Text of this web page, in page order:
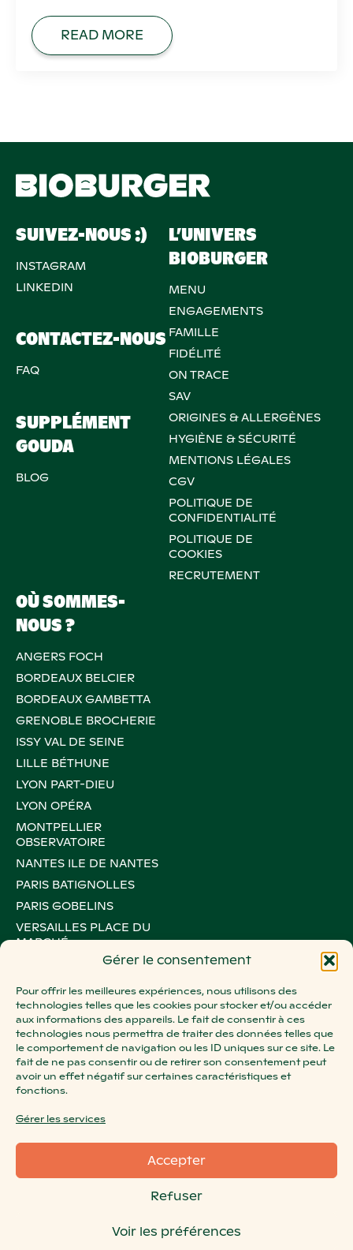
Gérer le consentement
Pour offrir les meilleures expériences, nous utilisons des
technologies telles que les cookies pour stocker et/ou accéder
aux informations des appareils. Le fait de consentir à ces
technologies nous permettra de traiter des données telles que
le comportement de navigation ou les ID uniques sur ce site. Le
fait de ne pas consentir ou de retirer son consentement peut
avoir un effet négatif sur certaines caractéristiques et
fonctions.
Gérer les services
Accepter
Refuser
Voir les préférences
READ MORE
SUIVEZ-NOUS :)
INSTAGRAM
LINKEDIN
CONTACTEZ-NOUS
FAQ
L’UNIVERS
BIOBURGER
MENU
ENGAGEMENTS
FAMILLE
FIDÉLITÉ
ON TRACE
SAV
SUPPLÉMENT
GOUDA
BLOG
OÙ SOMMES-
NOUS ?
ANGERS FOCH
BORDEAUX BELCIER
BORDEAUX GAMBETTA
GRENOBLE BROCHERIE
ISSY VAL DE SEINE
LILLE BÉTHUNE
LYON PART-DIEU
LYON OPÉRA
MONTPELLIER
OBSERVATOIRE
NANTES ILE DE NANTES
PARIS BATIGNOLLES
PARIS GOBELINS
VERSAILLES PLACE DU
MARCHÉ
PARIS LE MARAIS
PARIS MONTORGUEIL
PARIS OXYGEN
PARIS ROSA PARKS
STRASBOURG BATELIERS
STRASBOURG WACKEN
PARIS VICTOIRE
SURESNES ZOLA
NANCY LE PALAIS
TOULOUSE CARMES
ORIGINES & ALLERGÈNES
HYGIÈNE & SÉCURITÉ
MENTIONS LÉGALES
CGV
POLITIQUE DE
CONFIDENTIALITÉ
POLITIQUE DE
COOKIES
RECRUTEMENT